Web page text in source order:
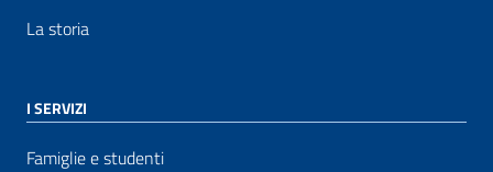
La storia
I SERVIZI
Famiglie e studenti